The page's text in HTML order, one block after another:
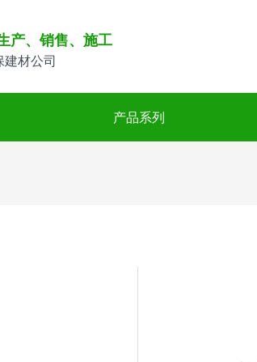
产、销售、施工
建材公司
产品系列